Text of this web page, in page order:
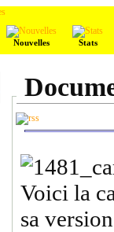
Nouvelles Stats
Voici la
sa